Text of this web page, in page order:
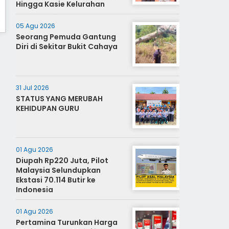
Hingga Kasie Kelurahan
05 Agu 2026
Seorang Pemuda Gantung
Diri di Sekitar Bukit Cahaya
31 Jul 2026
STATUS YANG MERUBAH
KEHIDUPAN GURU
01 Agu 2026
Diupah Rp220 Juta, Pilot
Malaysia Selundupkan
Ekstasi 70.114 Butir ke
Indonesia
01 Agu 2026
Pertamina Turunkan Harga